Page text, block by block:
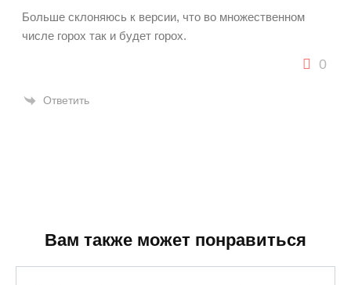
Больше склоняюсь к версии, что во множественном
числе горох так и будет горох.
0
Ответить
Вам также может понравиться